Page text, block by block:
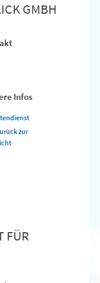
GMBH
Infos
zur
FÜR